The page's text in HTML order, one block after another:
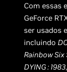
Com essas
GeForce
ser usados
incluindo
Rainbow Six
DYING : 1983,